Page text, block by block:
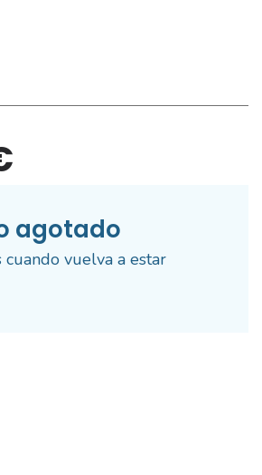
agotado
cuando vuelva a estar